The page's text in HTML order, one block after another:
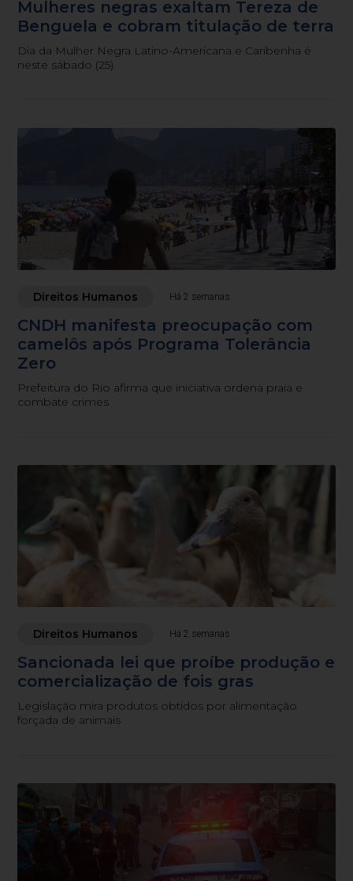
Mulheres negras exaltam Tereza de
Benguela e cobram titulação de terra
Dia da Mulher Negra Latino-Americana e Caribenha é
neste sábado (25)
Direitos Humanos Há 2 semanas
CNDH manifesta preocupação com
camelôs após Programa Tolerância
Zero
Prefeitura do Rio afirma que iniciativa ordena praia e
combate crimes
Direitos Humanos Há 2 semanas
Sancionada lei que proíbe produção e
comercialização de fois gras
Legislação mira produtos obtidos por alimentação
forçada de animais